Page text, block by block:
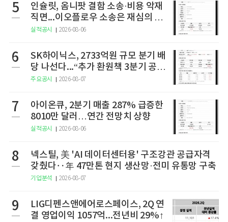
5
인슐릿, 옴니팟 결함 소송·비용 악재
직면...이오플로우 소송은 재심의 청
구
실적공시 2026-08-06
6
SK하이닉스, 2733억원 규모 분기 배
당 나선다...“추가 환원책 3분기 공
개”
주요공시 2026-08-07
7
아이온큐, 2분기 매출 287% 급증한
8010만 달러…연간 전망치 상향
실적공시 2026-08-06
8
넥스틸, 美 'AI 데이터센터용' 구조강관 공급자격
갖췄다‥年 47만톤 현지 생산망·전미 유통망 구축
기업분석 2026-08-07
9
LIG디펜스앤에어로스페이스, 2Q 연
결 영업이익 1057억...전년비 29%↑